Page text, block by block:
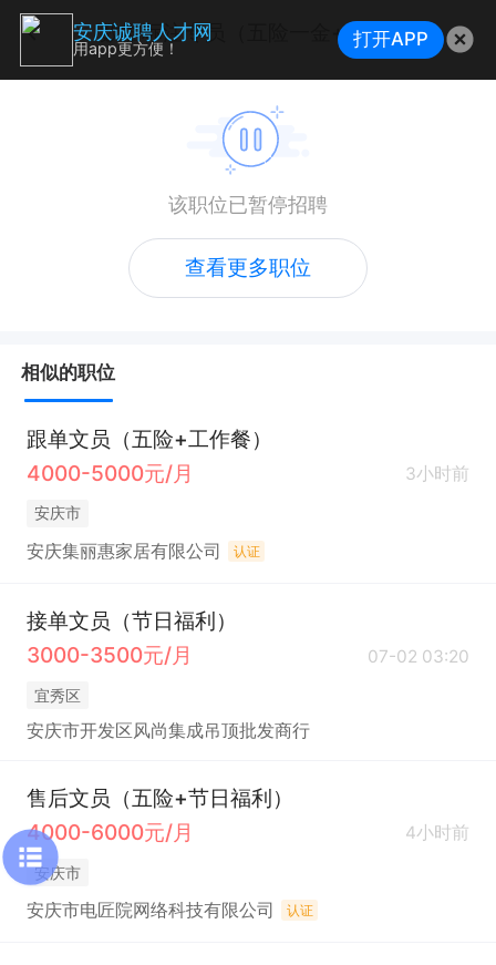
数据标注专员（五险一金+无销售）
该职位已暂停招聘
查看更多职位
相似的职位
跟单文员（五险+工作餐）
4000-5000元/月
3小时前
安庆市
安庆集丽惠家居有限公司 认证
接单文员（节日福利）
3000-3500元/月
07-02 03:20
宜秀区
安庆市开发区风尚集成吊顶批发商行
售后文员（五险+节日福利）
4000-6000元/月
4小时前
安庆市
安庆市电匠院网络科技有限公司 认证
安庆诚聘人才网
用app更方便！ 打开APP